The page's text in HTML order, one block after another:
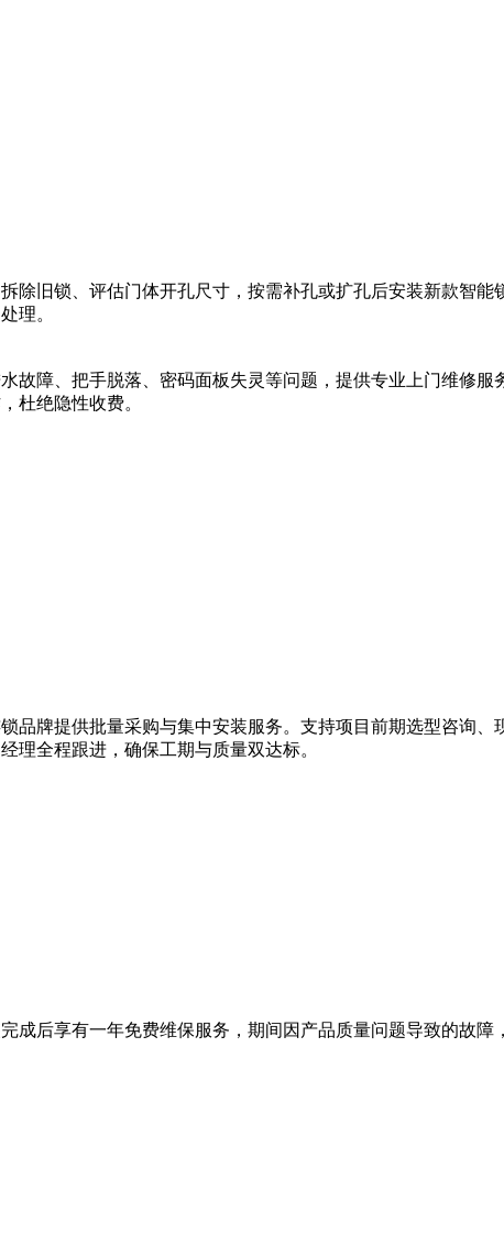
除旧锁、评估门体开孔尺寸，按需补孔或扩孔后安装新款智
理。
故障、把手脱落、密码面板失灵等问题，提供专业上门维修
杜绝隐性收费。
品牌提供批量采购与集中安装服务。支持项目前期选型咨询
理全程跟进，确保工期与质量双达标。
成后享有一年免费维保服务，期间因产品质量问题导致的故